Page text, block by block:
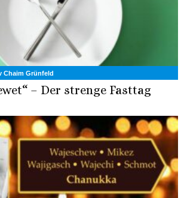
Chaim Grünfeld
– Der strenge Fasttag